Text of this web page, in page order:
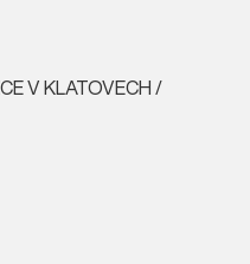
V KLATOVECH /